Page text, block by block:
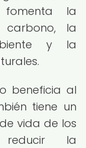
la
la
y la
beneficia al
tiene un
vida de los
la